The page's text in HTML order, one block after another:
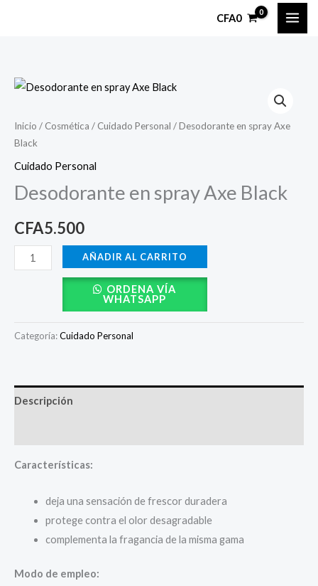
CFA0
Inicio / Cosmética / Cuidado Personal / Desodorante en spray Axe
Black
Cuidado Personal
Desodorante en spray Axe Black
CFA5.500
Desodorante
spray
Axe
Black
AÑADIR AL CARRITO
ORDENA VÍA
WHATSAPP
Categoría:Cuidado Personal
Descripción
Características:
deja una sensación de frescor duradera
protege contra el olor desagradable
complementa la fragancia de la misma gama
Modo de empleo: